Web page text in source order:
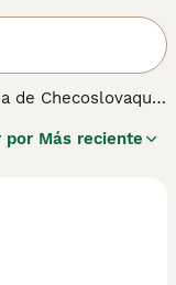
de Checoslovaquia
presenta un
debido
de espacio
checoslovaco
por Más reciente